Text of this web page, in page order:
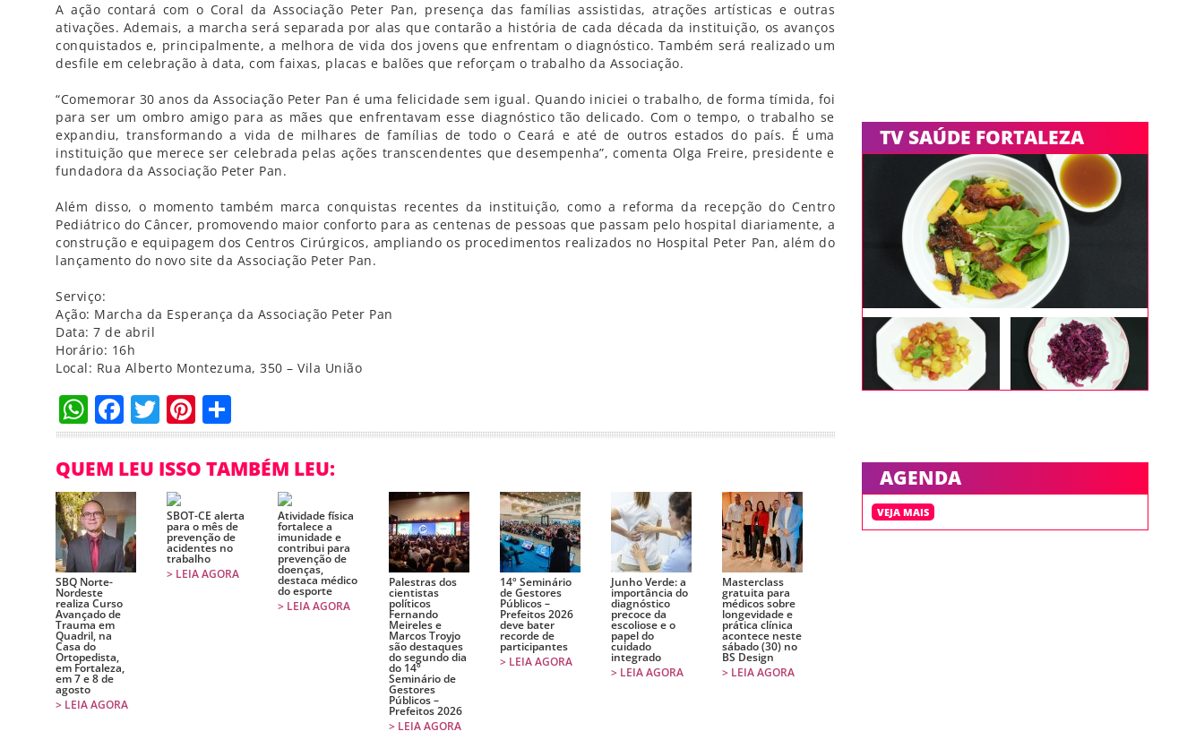
A ação contará com o Coral da Associação Peter Pan, presença das famílias assistidas, atrações artísticas e outras
ativações. Ademais, a marcha será separada por alas que contarão a história de cada década da instituição, os avanços
conquistados e, principalmente, a melhora de vida dos jovens que enfrentam o diagnóstico. Também será realizado um
desfile em celebração à data, com faixas, placas e balões que reforçam o trabalho da Associação.
“Comemorar 30 anos da Associação Peter Pan é uma felicidade sem igual. Quando iniciei o trabalho, de forma tímida, foi
para ser um ombro amigo para as mães que enfrentavam esse diagnóstico tão delicado. Com o tempo, o trabalho se
expandiu, transformando a vida de milhares de famílias de todo o Ceará e até de outros estados do país. É uma
instituição que merece ser celebrada pelas ações transcendentes que desempenha”, comenta Olga Freire, presidente e
fundadora da Associação Peter Pan.
Além disso, o momento também marca conquistas recentes da instituição, como a reforma da recepção do Centro
Pediátrico do Câncer, promovendo maior conforto para as centenas de pessoas que passam pelo hospital diariamente, a
construção e equipagem dos Centros Cirúrgicos, ampliando os procedimentos realizados no Hospital Peter Pan, além do
lançamento do novo site da Associação Peter Pan.
Serviço:
Ação: Marcha da Esperança da Associação Peter Pan
Data: 7 de abril
Horário: 16h
Local: Rua Alberto Montezuma, 350 – Vila União
WhatsApp
Facebook
TwitterPinterest
QUEM LEU ISSO TAMBÉM LEU:
SBQ Norte-
Nordeste
realiza Curso
Avançado de
Trauma em
Quadril, na
Casa do
Ortopedista,
em Fortaleza,
em 7 e 8 de
agosto
> LEIA AGORA
SBOT-CE alerta
para o mês de
prevenção de
acidentes no
trabalho
> LEIA AGORA
Atividade física
fortalece a
imunidade e
contribui para
prevenção de
doenças,
destaca médico
do esporte
> LEIA AGORA
Palestras dos
cientistas
políticos
Fernando
Meireles e
Marcos Troyjo
são destaques
do segundo dia
do 14º
Seminário de
Gestores
Públicos –
Prefeitos 2026
> LEIA AGORA
14º Seminário
de Gestores
Públicos –
Prefeitos 2026
deve bater
recorde de
participantes
> LEIA AGORA
Junho Verde: a
importância do
diagnóstico
precoce da
escoliose e o
papel do
cuidado
integrado
> LEIA AGORA
Masterclass
gratuita para
médicos sobre
longevidade e
prática clínica
acontece neste
sábado (30) no
BS Design
> LEIA AGORA
TV SAÚDE FORTALEZA
AGENDA
VEJA MAIS